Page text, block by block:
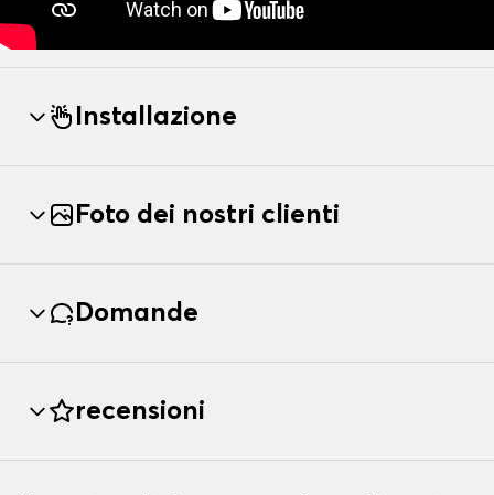
Installazione
Foto dei nostri clienti
Domande
recensioni